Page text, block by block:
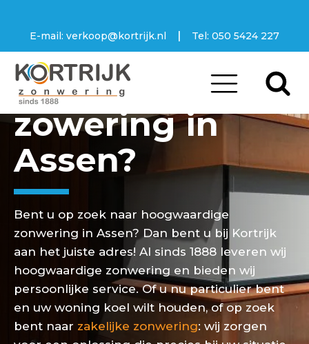
E-mail: verkoop@kortrijk.nl | Tel: 050 5424 227
Op zoek naar
zowering in
Assen?
Bent u op zoek naar hoogwaardige
zonwering in Assen? Dan bent u bij Kortrijk
aan het juiste adres! Al sinds 1888 leveren wij
hoogwaardige zonwering en bieden wij
persoonlijke service. Of u nu particulier bent
en uw woning koel wilt houden, of op zoek
bent naar zakelijke zonwering: wij zorgen